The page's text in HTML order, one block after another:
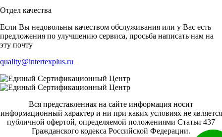
Отдел качества
Если Вы недовольны качеством обслуживания или у Вас есть
предложения по улучшению сервиса, просьба написать нам на
эту почту
quality@intertexplus.ru
Вся представленная на сайте информация носит
информационный характер и ни при каких условиях не является
публичной офертой, определяемой положениями Статьи 437
Гражданского кодекса Российской Федерации.